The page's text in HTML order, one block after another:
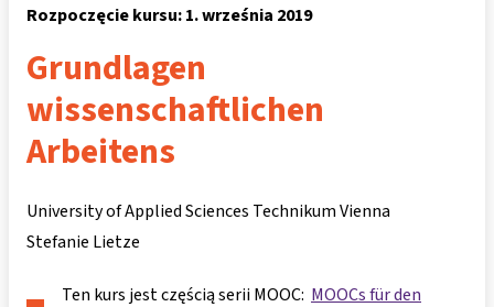
Rozpoczęcie kursu: 1. września 2019
Grundlagen
wissenschaftlichen
Arbeitens
University of Applied Sciences Technikum Vienna
Stefanie Lietze
Ten kurs jest częścią serii MOOC: MOOCs für den